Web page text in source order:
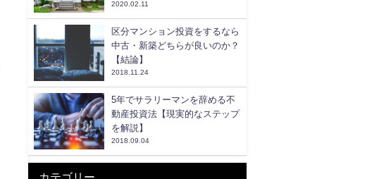
2020.02.11
区分マンション投資をするなら
中古・新築どちらが良いのか？
【結論】
2018.11.24
5年でサラリーマンを辞める不
動産投資法【現実的なステップ
を解説】
2018.09.04